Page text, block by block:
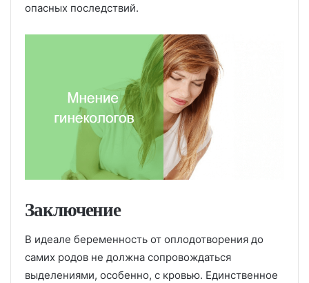
опасных последствий.
Заключение
В идеале беременность от оплодотворения до
самих родов не должна сопровождаться
выделениями, особенно, с кровью. Единственное